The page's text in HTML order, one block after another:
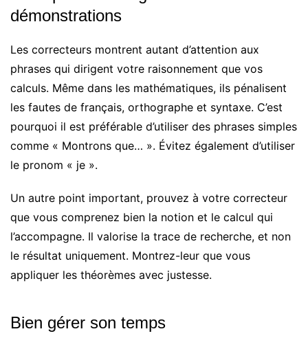
démonstrations
Les correcteurs montrent autant d’attention aux
phrases qui dirigent votre raisonnement que vos
calculs. Même dans les mathématiques, ils pénalisent
les fautes de français, orthographe et syntaxe. C’est
pourquoi il est préférable d’utiliser des phrases simples
comme « Montrons que… ». Évitez également d’utiliser
le pronom « je ».
Un autre point important, prouvez à votre correcteur
que vous comprenez bien la notion et le calcul qui
l’accompagne. Il valorise la trace de recherche, et non
le résultat uniquement. Montrez-leur que vous
appliquer les théorèmes avec justesse.
Bien gérer son temps